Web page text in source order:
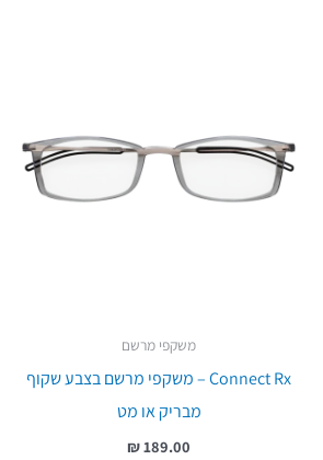
משקפי מרשם
Connect Rx – משקפי מרשם בצבע שקוף
מבריק או מט
189.00 ₪